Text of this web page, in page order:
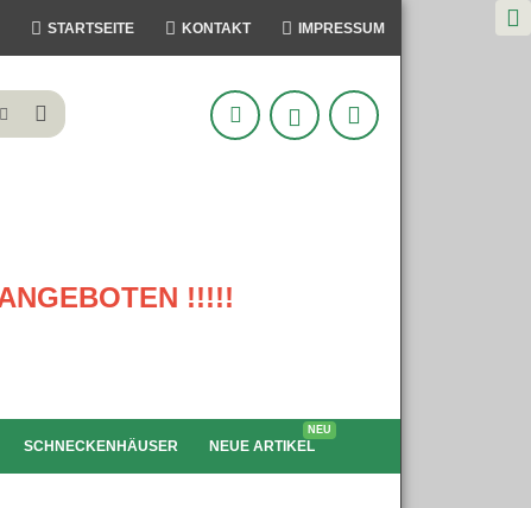
STARTSEITE KONTAKT IMPRESSUM
!!!!!
SCHNECKENHÄUSER NEUE ARTIKEL
NEU